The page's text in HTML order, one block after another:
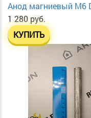
Анод магниевый М6
1 280 руб.
КУПИТЬ